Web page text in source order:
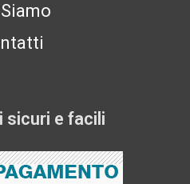
sicuri e facili